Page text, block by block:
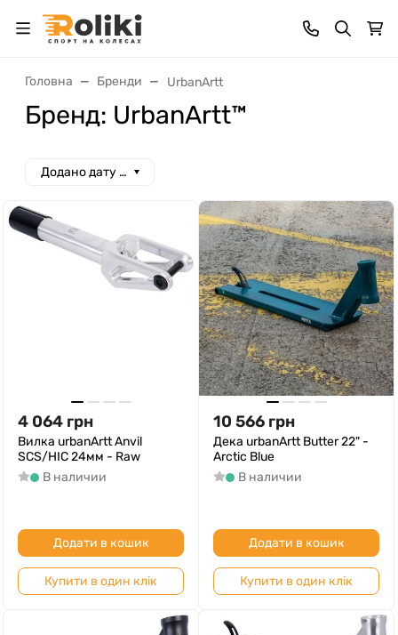
Головна Бренди UrbanArtt
Бренд: UrbanArtt™
Додано дату спад
4 064 грн
Вилка urbanArtt Anvil
SCS/HIC 24мм - Raw
В наличии
Додати в кошик
Купити в один клік
10 566 грн
Дека urbanArtt Butter 22" -
Arctic Blue
В наличии
Додати в кошик
Купити в один клік